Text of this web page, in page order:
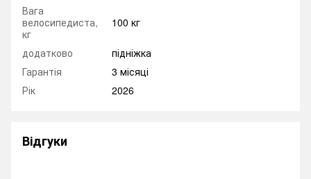
Вага
велосипедиста,
кг
100 кг
додатково
підніжка
Гарантія
3 місяці
Рік
2026
Відгуки